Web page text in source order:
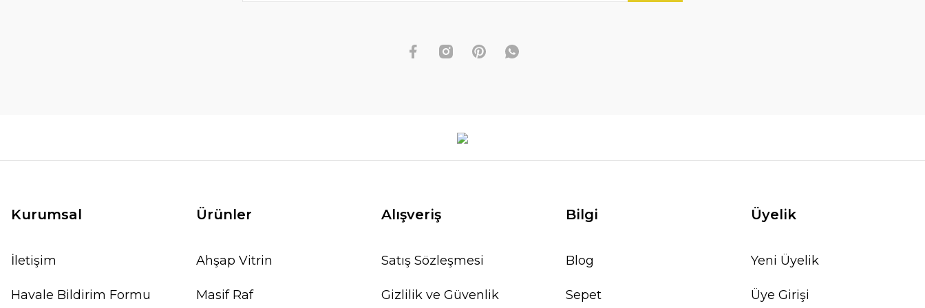
Kurumsal
İletişim
Havale Bildirim Formu
Ürünler
Ahşap Vitrin
Masif Raf
Alışveriş
Satış Sözleşmesi
Gizlilik ve Güvenlik
Bilgi
Blog
Sepet
Üyelik
Yeni Üyelik
Üye Girişi